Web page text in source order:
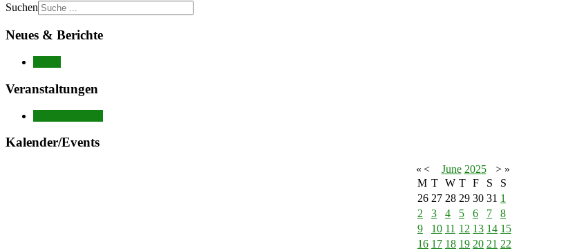
Suchen
Neues & Berichte
Veranstaltungen
Kalender/Events
« < June 2025 > »
M T W T F S
S
26 27 28 29 30 31 1
2
3 4 5 6 7
8
9
10 11 12 13 14 15
16 17 18 19 20 21 22